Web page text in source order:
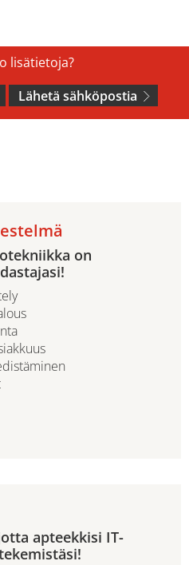
lisätietoja?
Lähetä sähköpostia
on
apteekkisi IT-